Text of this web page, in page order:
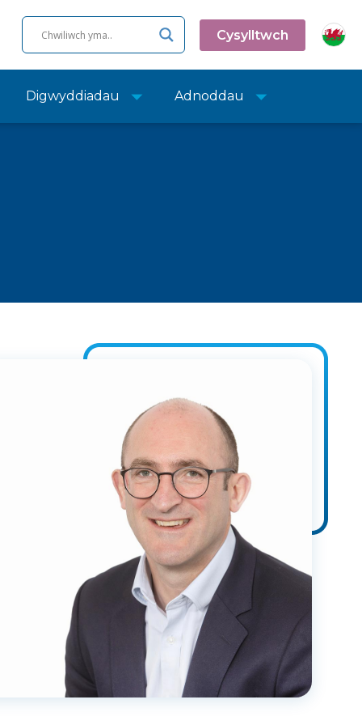
Cysylltwch
Digwyddiadau Adnoddau